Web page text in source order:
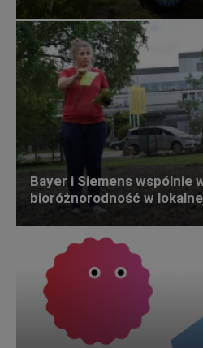
Bayer i Siemens wspólnie
bioróżnorodność w